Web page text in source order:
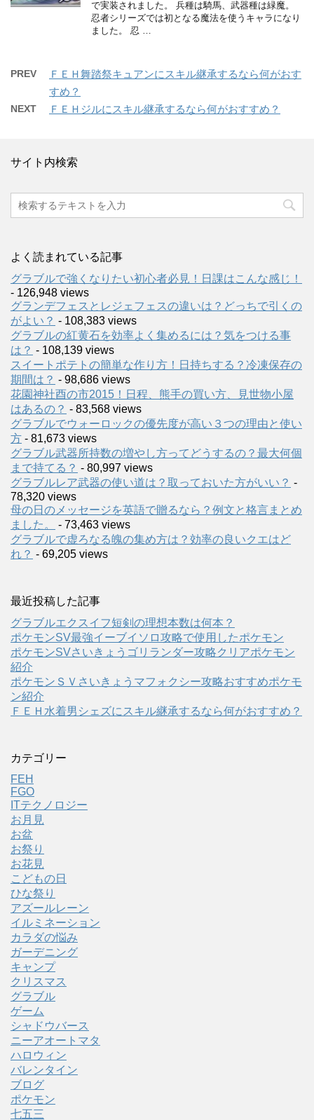
で実装されました。 兵種は騎馬、武器種は緑魔。
忍者シリーズでは初となる魔法を使うキャラになり
ました。 忍 …
PREV
ＦＥＨ舞踏祭キュアンにスキル継承するなら何がおす
すめ？
NEXT ＦＥＨジルにスキル継承するなら何がおすすめ？
サイト内検索
よく読まれている記事
グラブルで強くなりたい初心者必見！日課はこんな感じ！
- 126,948 views
グランデフェスとレジェフェスの違いは？どっちで引くの
がよい？ - 108,383 views
グラブルの紅黄石を効率よく集めるには？気をつける事
は？ - 108,139 views
スイートポテトの簡単な作り方！日持ちする？冷凍保存の
期間は？ - 98,686 views
花園神社酉の市2015！日程、熊手の買い方、見世物小屋
はあるの？ - 83,568 views
グラブルでウォーロックの優先度が高い３つの理由と使い
方 - 81,673 views
グラブル武器所持数の増やし方ってどうするの？最大何個
まで持てる？ - 80,997 views
グラブルレア武器の使い道は？取っておいた方がいい？ -
78,320 views
母の日のメッセージを英語で贈るなら？例文と格言まとめ
ました。
- 73,463 views
グラブルで虚ろなる魄の集め方は？効率の良いクエはど
れ？ - 69,205 views
最近投稿した記事
グラブルエクスイフ短剣の理想本数は何本？
ポケモンSV最強イーブイソロ攻略で使用したポケモン
ポケモンSVさいきょうゴリランダー攻略クリアポケモン
紹介
ポケモンＳＶさいきょうマフォクシー攻略おすすめポケモ
ン紹介
ＦＥＨ水着男シェズにスキル継承するなら何がおすすめ？
カテゴリー
FEH
FGO
ITテクノロジー
お月見
お盆
お祭り
お花見
こどもの日
ひな祭り
アズールレーン
イルミネーション
カラダの悩み
ガーデニング
キャンプ
クリスマス
グラブル
ゲーム
シャドウバース
ニーアオートマタ
ハロウィン
バレンタイン
ブログ
ポケモン
七五三